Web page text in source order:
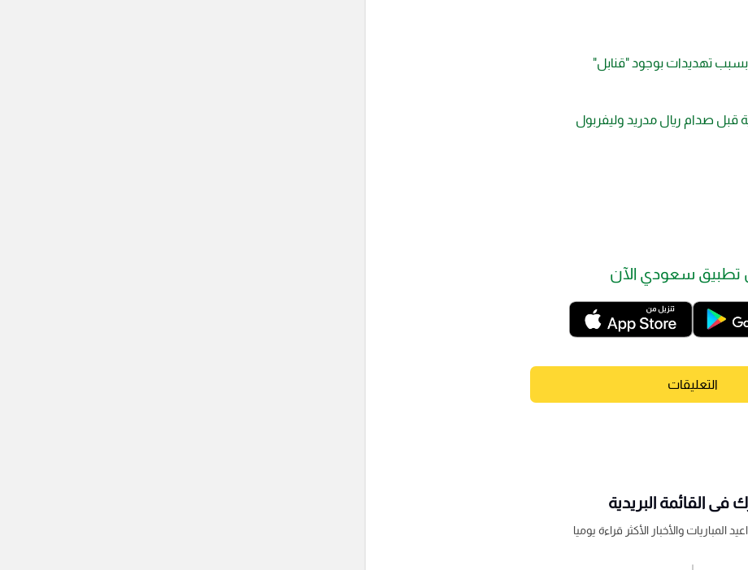
تهديدات بوجود "قنابل"
قبل صدام ريال مدريد وليفربول
تطبيق سعودي الآن
التعليقات
فى القائمة البريدية
المباريات والأخبار الأكثر قراءة يوميا